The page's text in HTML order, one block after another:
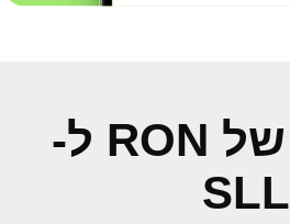
תרשים של RON ל-
SLL